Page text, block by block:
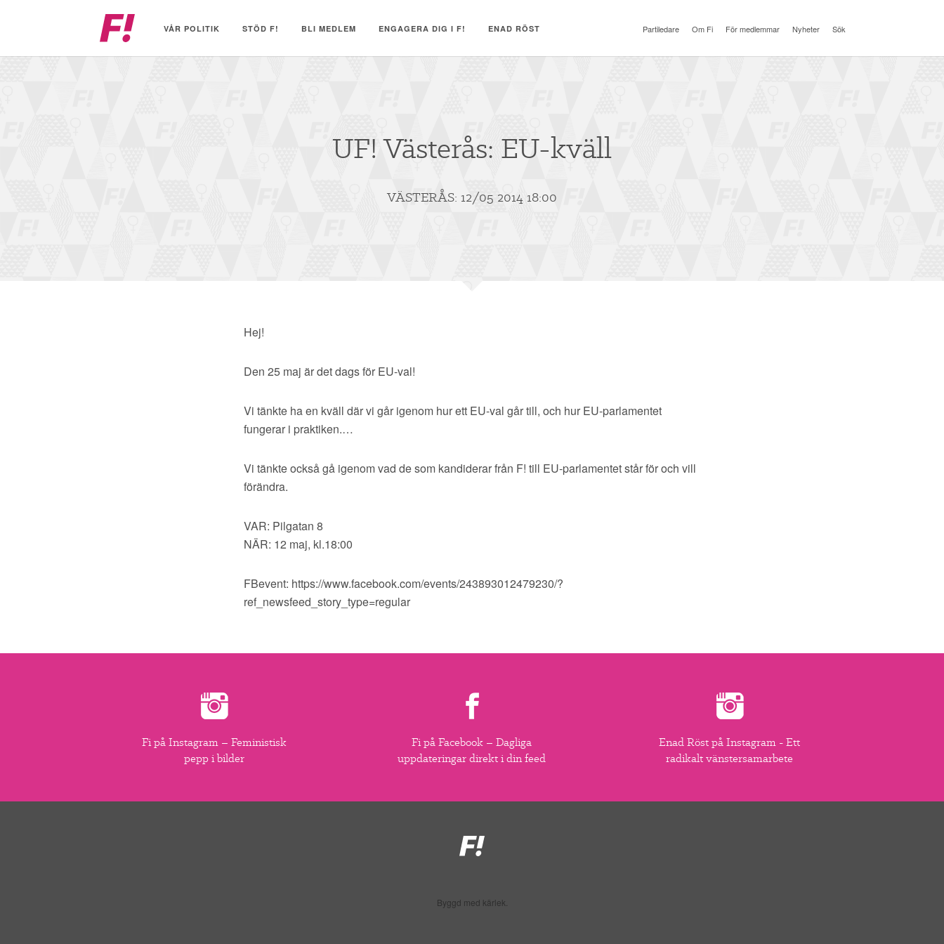
initiativ
VÅR POLITIK STÖD F! BLI MEDLEM ENGAGERA DIG I F! ENAD RÖST Partiledare Om Fi För medlemmar Nyheter Sök
UF! Västerås: EU-kväll
VÄSTERÅS: 12/05 2014 18:00
Hej!
Den 25 maj är det dags för EU-val!
Vi tänkte ha en kväll där vi går igenom hur ett EU-val går till, och hur EU-parlamentet
fungerar i praktiken.…
Vi tänkte också gå igenom vad de som kandiderar från F! till EU-parlamentet står för och vill
förändra.
VAR: Pilgatan 8
NÄR: 12 maj, kl.18:00
FBevent: https://www.facebook.com/events/243893012479230/?
ref_newsfeed_story_type=regular
Fi på Instagram – Feministisk
pepp i bilder
Fi på Facebook – Dagliga
uppdateringar direkt i din feed
Enad Röst på Instagram - Ett
radikalt vänstersamarbete
Feministiskt
initiativ
Byggd med kärlek.